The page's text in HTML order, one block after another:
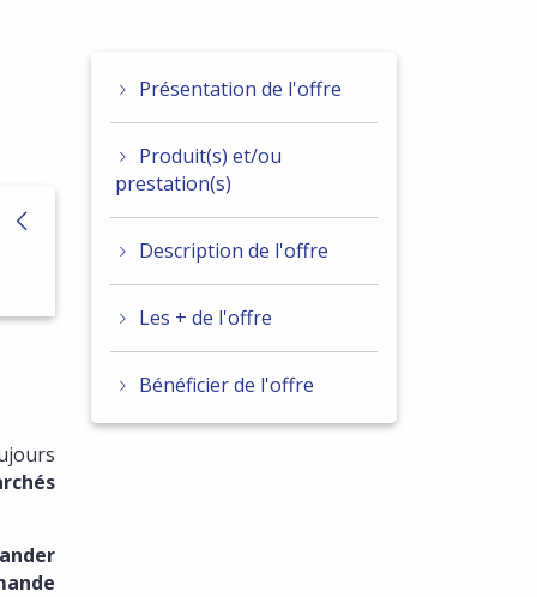
Présentation de l'offre
Produit(s) et/ou
prestation(s)
Description de l'offre
Les + de l'offre
Bénéficier de l'offre